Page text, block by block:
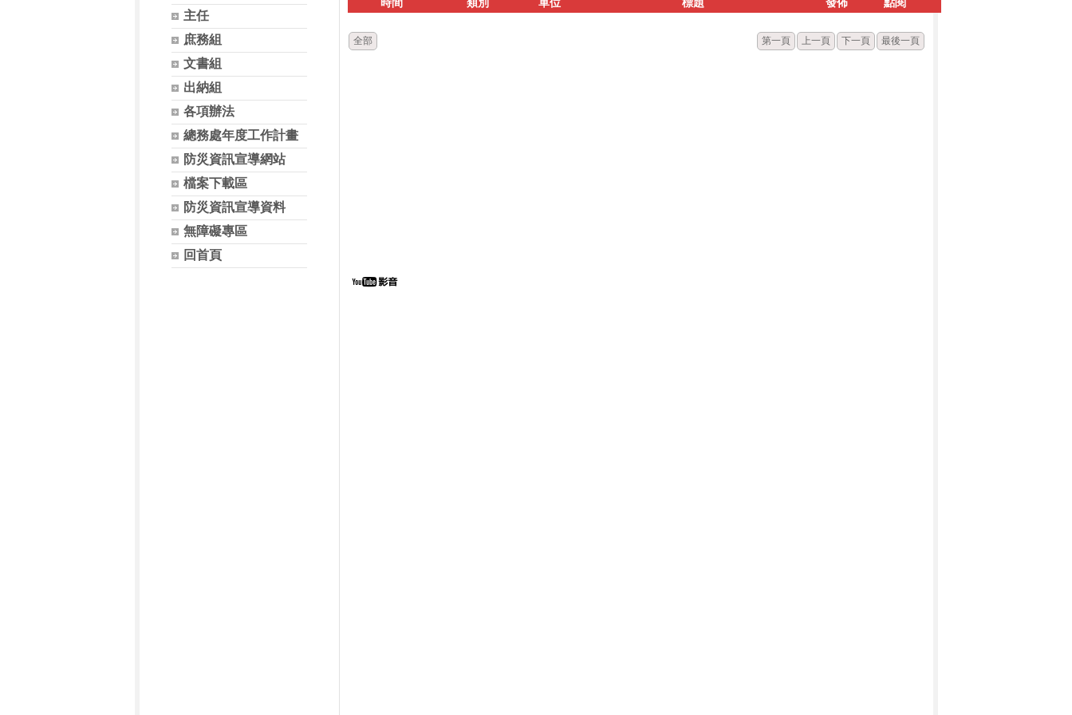
主任
庶務組
文書組
出納組
各項辦法
總務處年度工作計畫
防災資訊宣導網站
檔案下載區
防災資訊宣導資料
無障礙專區
回首頁
全部 第一頁 上一頁 下一頁 最後一頁